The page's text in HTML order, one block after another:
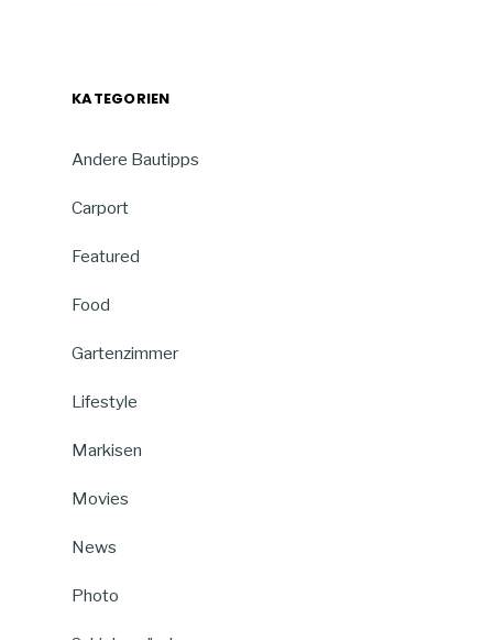
KATEGORIEN
Andere Bautipps
Carport
Featured
Food
Gartenzimmer
Lifestyle
Markisen
Movies
News
Photo